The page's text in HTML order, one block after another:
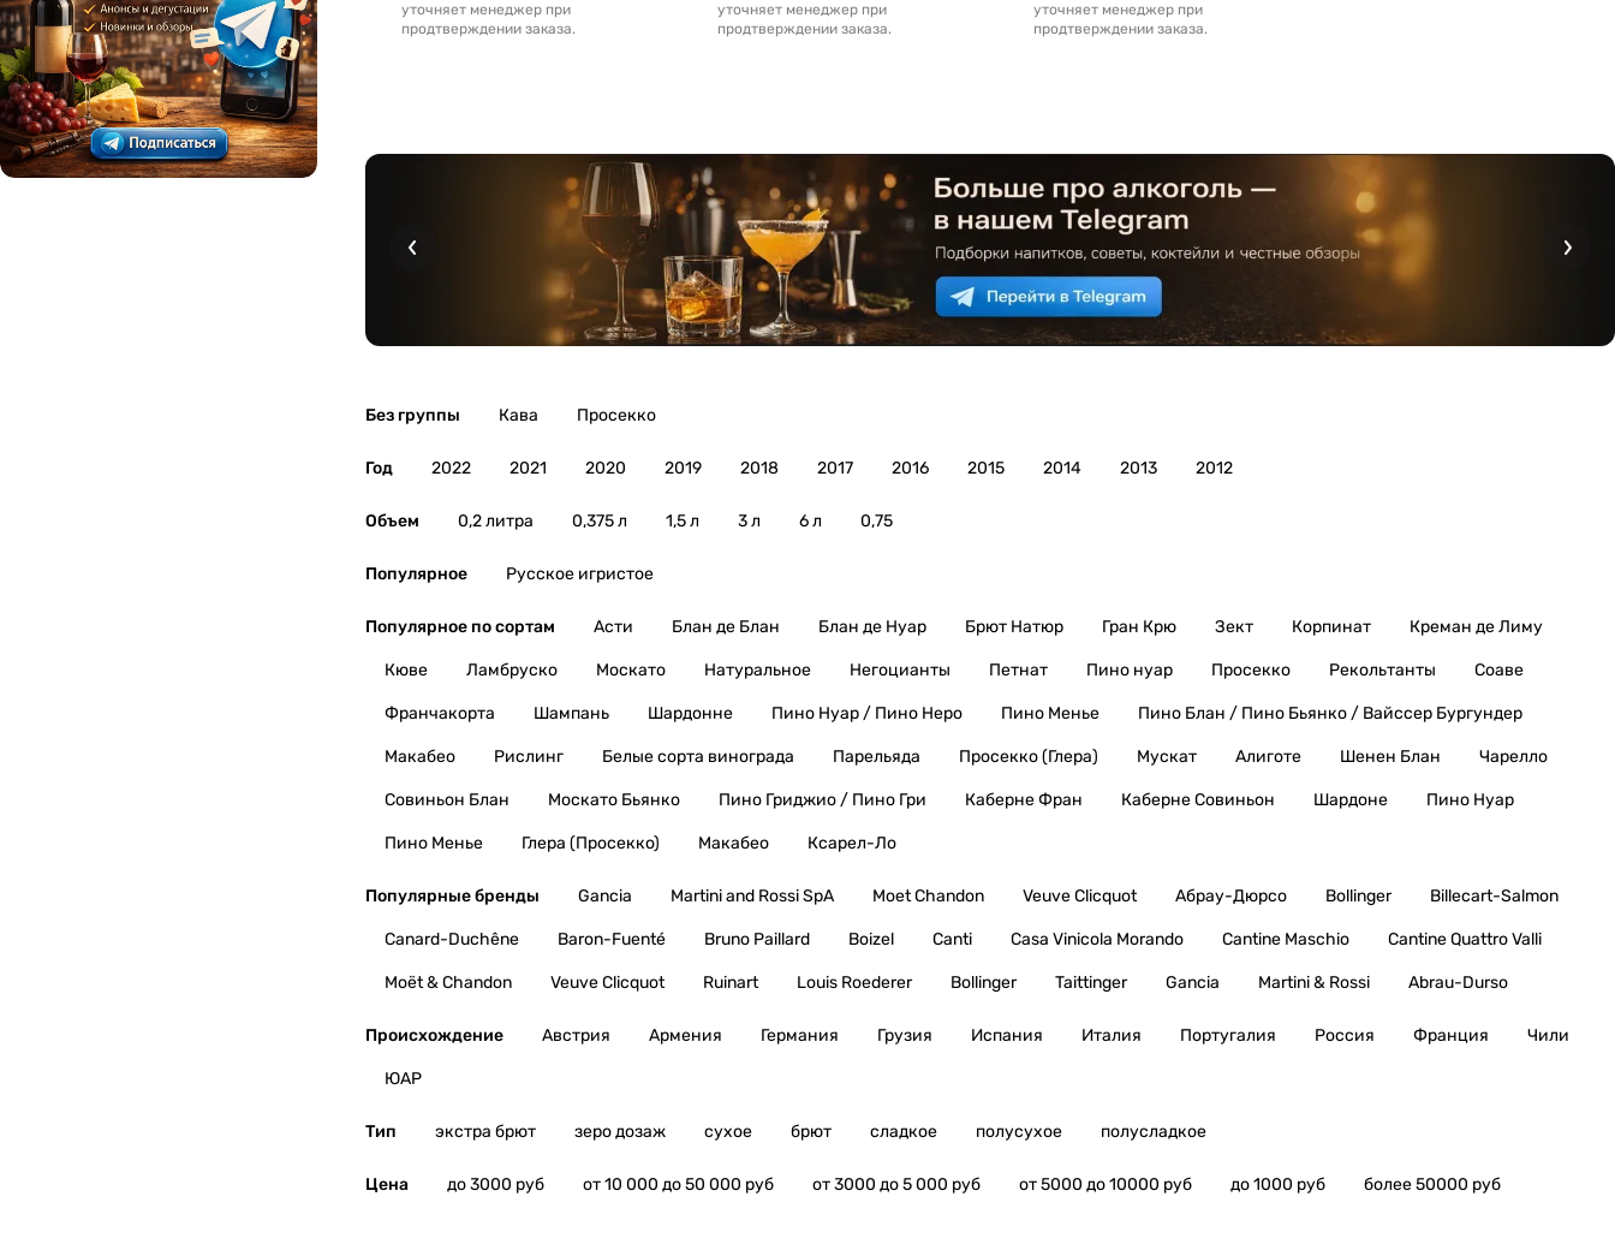
уточняет менеджер при
продтверждении заказа.
уточняет менеджер при
продтверждении заказа.
уточняет менеджер при
продтверждении заказа.
Без группы Кава Просекко
Год 2022 2021 2020 2019 2018 2017 2016 2015 2014 2013 2012
Объем 0,2 литра 0,375 л 1,5 л 3 л 6 л 0,75
Популярное Русское игристое
Популярное по сортам Асти Блан де Блан Блан де Нуар Брют Натюр Гран Крю Зект Корпинат Креман де Лиму
Кюве Ламбруско Москато Натуральное Негоцианты Петнат Пино нуар Просекко Рекольтанты Соаве
Франчакорта Шампань Шардонне Пино Нуар / Пино Неро Пино Менье Пино Блан / Пино Бьянко / Вайссер Бургундер
Макабео Рислинг Белые сорта винограда Парельяда Просекко (Глера) Мускат Алиготе Шенен Блан Чарелло
Совиньон Блан Москато Бьянко Пино Гриджио / Пино Гри Каберне Фран Каберне Совиньон Шардоне Пино Нуар
Пино Менье Глера (Просекко) Макабео Ксарел-Ло
Популярные бренды Gancia Martini and Rossi SpA Moet Chandon Veuve Clicquot Абрау-Дюрсо Bollinger Billecart-Salmon
Canard-Duchêne Baron-Fuenté Bruno Paillard Boizel Canti Casa Vinicola Morando Cantine Maschio Cantine Quattro Valli
Moët & Chandon Veuve Clicquot Ruinart Louis Roederer Bollinger Taittinger Gancia Martini & Rossi Abrau-Durso
Происхождение Австрия Армения Германия Грузия Испания Италия Португалия Россия Франция Чили
ЮАР
Тип экстра брют зеро дозаж сухое брют сладкое полусухое полусладкое
Цена до 3000 руб от 10 000 до 50 000 руб от 3000 до 5 000 руб от 5000 до 10000 руб до 1000 руб более 50000 руб